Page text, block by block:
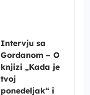
Intervju sa
Gordanom – O
knjizi „Kada je
tvoj
ponedeljak“ i